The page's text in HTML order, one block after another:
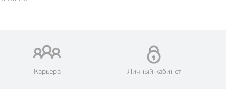
Карьера Личный кабинет